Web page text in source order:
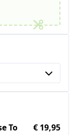
To
€ 19,95